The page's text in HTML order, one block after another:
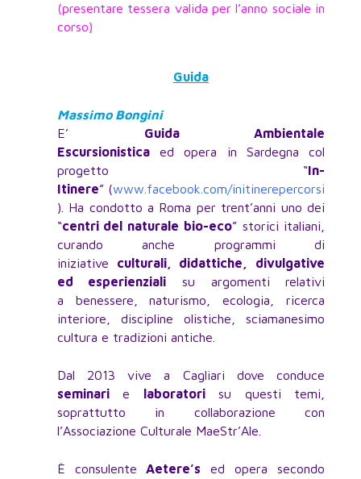
(presentare tessera valida per l’anno sociale in
corso)
Guida
Massimo Bongini
E’ Guida Ambientale
Escursionisticaed opera in Sardegna col
progetto “In-
Itinere” (www.facebook.com/initinerepercorsi
). Ha condotto a Roma per trent’anni uno dei
“centri del naturale bio-eco” storici italiani,
curando anche programmi di
iniziative culturali, didattiche, divulgative
ed esperienziali su argomenti relativi
a benessere, naturismo, ecologia, ricerca
interiore, discipline olistiche, sciamanesimo
cultura e tradizioni antiche.
Dal 2013 vive a Cagliari dove conduce
seminarie laboratorisu questi temi,
soprattutto in collaborazione con
l’Associazione Culturale MaeStr’Ale.
È consulente Aetere’s ed opera secondo